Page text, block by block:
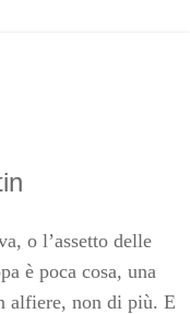
o l’assetto delle
è poca cosa, una
alfiere, non di più. E